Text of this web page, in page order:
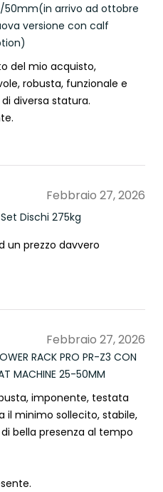
50mm(in arrivo ad ottobre
versione con calf
del mio acquisto,
robusta, funzionale e
diversa statura.
Febbraio 27, 2026
Set Dischi 275kg
un prezzo davvero
Febbraio 27, 2026
RACK PRO PR-Z3 CON
MACHINE 25-50MM
imponente, testata
il minimo sollecito, stabile,
bella presenza al tempo